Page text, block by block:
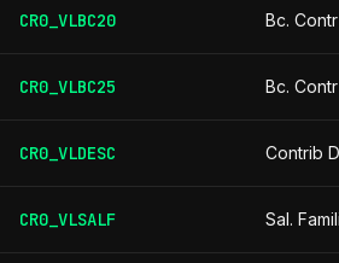
CR0_VLBC20 Bc.
CR0_VLBC25 Bc.
CR0_VLDESC Contrib
CR0_VLSALF Sal.